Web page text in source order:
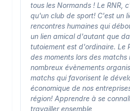
tous les Normands ! Le RNR,
qu'un club de sport! C'est un
rencontres humaines qui
un lien amical d'autant que
tutoiement est d'ordinaire. Le
des moments lors des matchs
nombreux évènements
matchs qui favorisent le
économique de nos
région! Apprendre à se
travailler ensemble